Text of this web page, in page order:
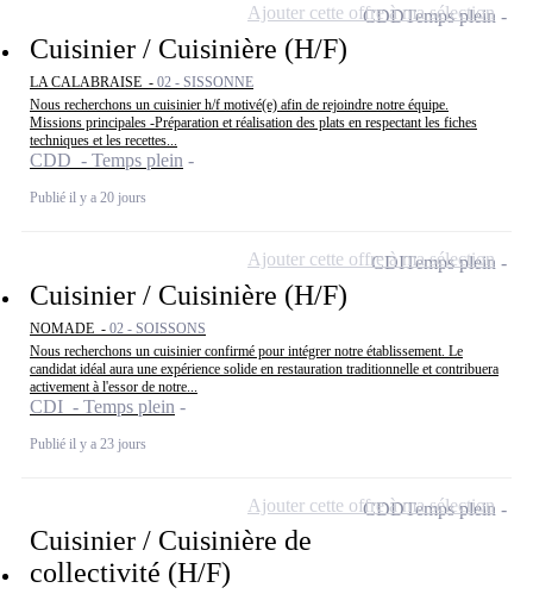
Cuisinier / Cuisinière (H/F)
LA CALABRAISE - 02 - SISSONNE
Nous recherchons un cuisinier h/f motivé(e) afin de rejoindre notre équipe.
Missions principales -Préparation et réalisation des plats en respectant les fiches
techniques et les recettes...
CDD - Temps plein
Publié il y a 20 jours
CDDTemps plein
Ajouter cette offre à ma sélection
Cuisinier / Cuisinière (H/F)
NOMADE - 02 - SOISSONS
Nous recherchons un cuisinier confirmé pour intégrer notre établissement. Le
candidat idéal aura une expérience solide en restauration traditionnelle et contribuera
activement à l'essor de notre...
CDI - Temps plein
Publié il y a 23 jours
CDITemps plein
Ajouter cette offre à ma sélection
Cuisinier / Cuisinière de
collectivité (H/F)
CDDTemps plein
Ajouter cette offre à ma sélection